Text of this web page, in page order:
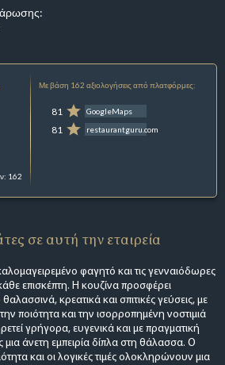
162
Με βάση 162 αξιολογήσεις από πλατφόρμες:
81 GoogleMaps
81 restaurantguru.com
σε αυτή την εταιρεία
φαγητό και τις γενναιόδωρες
επισκέπτη. Η κουζίνα προσφέρει
κρεατικά και σπιτικές γεύσεις, με
ποιότητα και την ισορροπημένη νοστιμιά
γρήγορα, ευγενικά και με πραγματική
άνετη εμπειρία δίπλα στη θάλασσα. Ο
και οι λογικές τιμές ολοκληρώνουν μια